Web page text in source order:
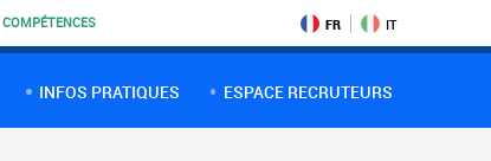
COMPÉTENCES FR IT
INFOS PRATIQUES ESPACE RECRUTEURS